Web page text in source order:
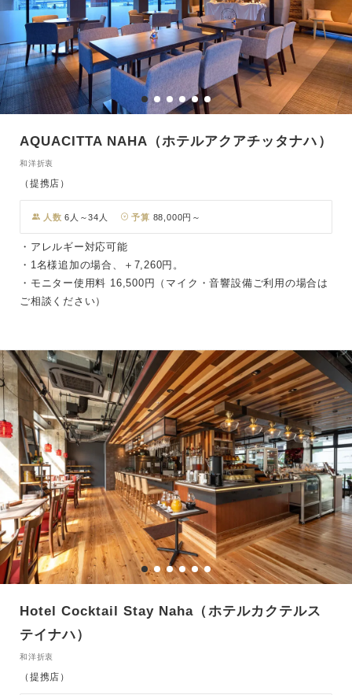
AQUACITTA NAHA（ホテルアクアチッタナハ）
和洋折衷
（提携店）
人数 6人～34人 予算 88,000円～
・アレルギー対応可能
・1名様追加の場合、＋7,260円。
・モニター使用料 16,500円（マイク・音響設備ご利用の場合は
ご相談ください）
Hotel Cocktail Stay Naha（ホテルカクテルス
テイナハ）
和洋折衷
（提携店）